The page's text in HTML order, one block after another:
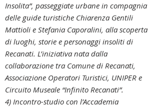
Insolita”, passeggiate urbane in compagnia
delle guide turistiche Chiarenza Gentili
Mattioli e Stefania Caporalini, alla scoperta
di luoghi, storie e personaggi insoliti di
Recanati. L’iniziativa nata dalla
collaborazione tra Comune di Recanati,
Associazione Operatori Turistici, UNIPER e
Circuito Museale “Infinito Recanati”.
4) Incontro-studio con l’Accademia